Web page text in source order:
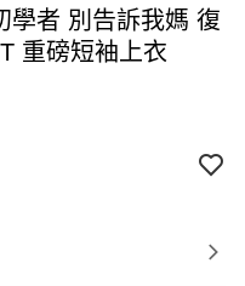
學者 別告訴我媽 復
重磅短袖上衣